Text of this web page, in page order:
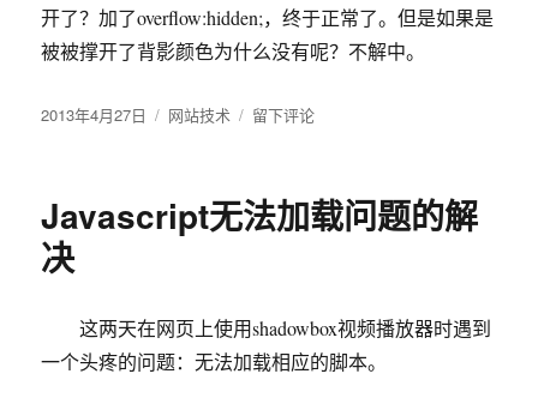
开了？加了overflow:hidden;，终于正常了。但是如果是
被被撑开了背影颜色为什么没有呢？不解中。
发
2013年4月27日
分
网站技术
于
个
div
的
间
隙
留下评论
Javascript无法加载问题的解
决
这两天在网页上使用shadowbox视频播放器时遇到
一个头疼的问题：无法加载相应的脚本。